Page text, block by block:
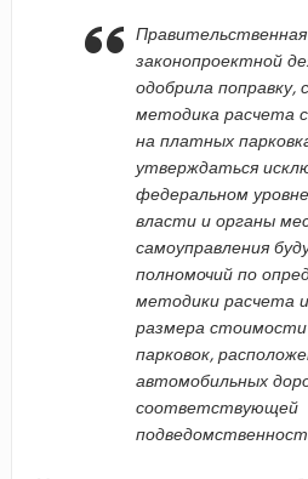
законопроектной
одобрила поправку,
методика расчета
на платных
утверждаться
федеральном
власти и органы
самоуправления
полномочий по
методики расчета
размера
парковок,
автомобильных
соответствующей